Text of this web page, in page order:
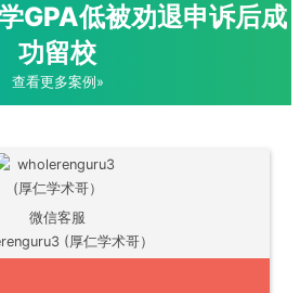
GPA低被劝退申诉后成
功留校
查看更多案例»
微信客服
(厚仁学术哥）